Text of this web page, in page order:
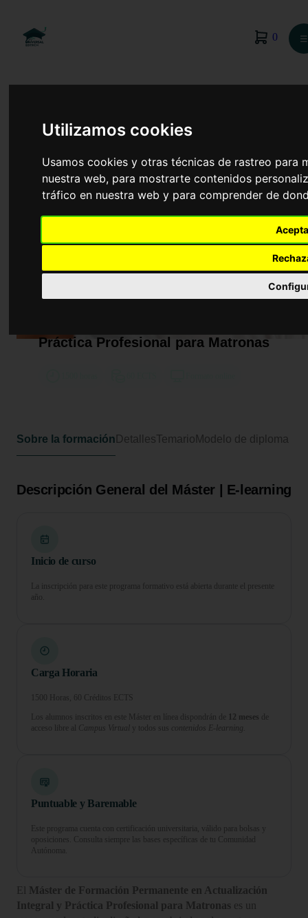
Utilizamos cookies
Usamos cookies y otras técnicas de rastreo para
nuestra web, para mostrarte contenidos
tráfico en nuestra web y para comprender de
0 ☰
Enfermería
Práctica Profesional para Matronas
Sobre la formación DetallesTemario Modelo de diploma
Descripción General del Máster | E-learning
Inicio de curso
La inscripción para este programa formativo está abierta durante el presente
año.
Carga Horaria
1500 Horas, 60 Créditos ECTS
Los alumnos inscritos en este Máster en línea dispondrán de
12 meses de
acceso libre al Campus Virtual y todos sus contenidos E-learning.
Puntuable y Baremable
Este programa cuenta con certificación universitaria, válido para bolsas y
oposiciones. Consulta siempre las bases específicas de tu Comunidad
Autónoma.
El
Máster de Formación Permanente en Actualización
Integral y Práctica Profesional para Matronas es un